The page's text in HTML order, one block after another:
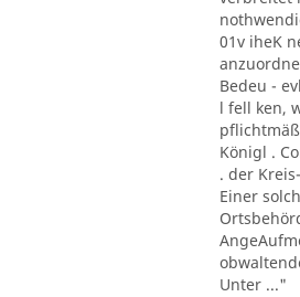
01v iheK
Bedeu -
l fell ken,
Königl .
. der
Einer
Unter ..."